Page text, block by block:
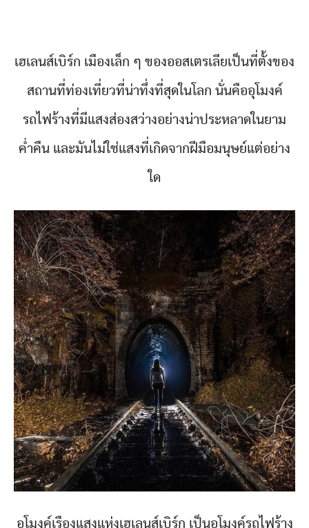
เฮเลนส์เบิร์ก เมืองเล็ก ๆ ของออสเตรเลียเป็นที่ตั้งของ
สถานที่ท่องเที่ยวที่น่าทึ่งที่สุดในโลก นั่นคืออุโมงค์
รถไฟร้างที่มีแสงส่องสว่างอย่างน่าประหลาดในยาม
ค่ำคืน และมันไม่ใช่แสงที่เกิดจากฝีมือมนุษย์แต่อย่าง
ใด
อุโมงค์เรืองแสงแห่งเฮเลนส์เบิร์ก เป็นอุโมงค์รถไฟร้าง